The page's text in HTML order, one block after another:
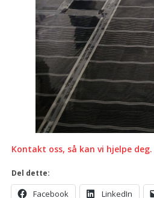
Kontakt oss, så kan vi hjelpe deg.
Del dette:
Facebook LinkedIn